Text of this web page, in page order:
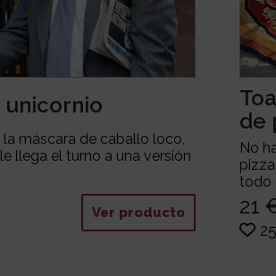
unicornio
máscara de caballo loco,
llega el turno a una versión
Ver producto
de
No
todo
21
25